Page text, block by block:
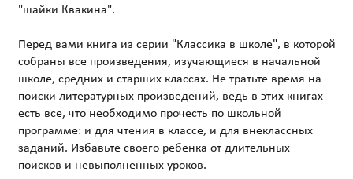
"шайки Квакина".
Перед вами книга из серии "Классика в школе", в которой
собраны все произведения, изучающиеся в начальной
школе, средних и старших классах. Не тратьте время на
поиски литературных произведений, ведь в этих книгах
есть все, что необходимо прочесть по школьной
программе: и для чтения в классе, и для внеклассных
заданий. Избавьте своего ребенка от длительных
поисков и невыполненных уроков.